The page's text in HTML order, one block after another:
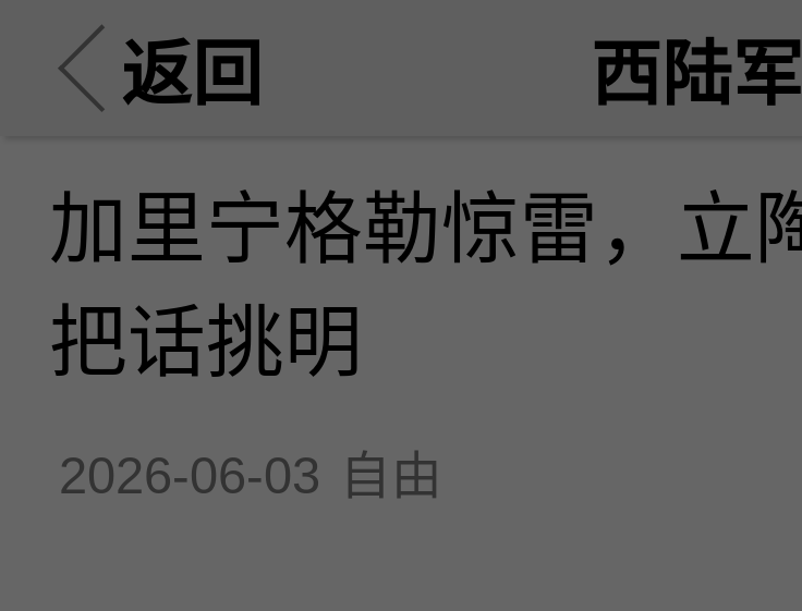
返回 西陆
加里宁格勒惊雷，立
把话挑明
2026-06-03 自由